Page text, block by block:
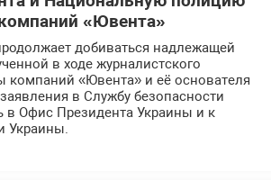
«Ювента»
добиваться надлежащей
в ходе журналистского
компаний «Ювента» и её основателя
в Службу безопасности
в Офис Президента Украины и к
Украины.